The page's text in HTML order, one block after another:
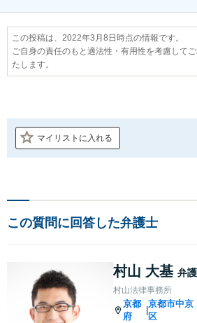
この投稿は、2022年3月8日時点の情報です。
ご自身の責任のもと適法性・有用性を考慮して
たします。
マイリストに入れる
この質問に回答した弁護士
村山 大基 弁
村山法律事務所
京都
府
|
京都市中京
区